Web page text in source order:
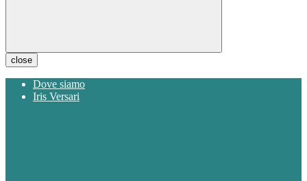
close
Dove siamo
Iris Versari